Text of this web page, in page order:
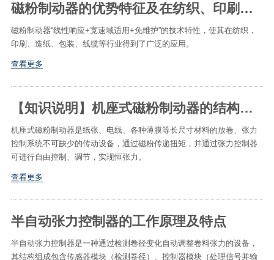
磁粉制动器的优势特征及在纺织、印刷等行业的应用
磁粉制动器“线性响应+宽速域适用+免维护”的技术特性，使其在纺织，
印刷、造纸、包装、线缆等行业得到了广泛的应用。
查看更多
【知识说明】机座式磁粉制动器的结构性能
机座式磁粉制动器是纸张、电线、各种薄膜等长尺寸材料的放卷、张力
控制系统不可缺少的传动设备，通过磁粉传递扭矩，并通过张力控制器
可进行自由控制、调节，实现恒张力。
查看更多
半自动张力控制器的工作原理及特点
半自动张力控制器是一种通过检测卷径变化自动调整卷料张力的设备，
其结构组成包含传感器模块（检测卷径）、控制器模块（处理信号并输